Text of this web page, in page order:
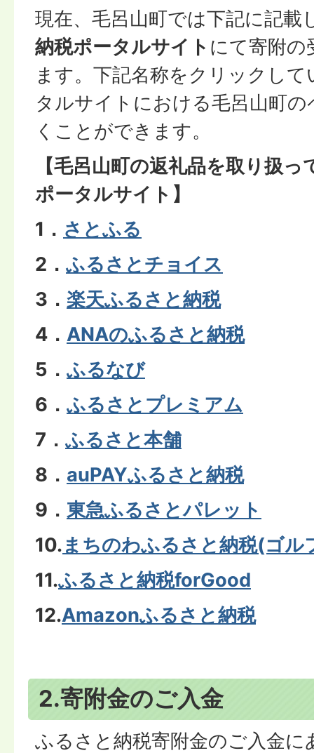
現在、毛呂山町では下記に記載
納税ポータルサイト にて寄附の
ます。下記名称をクリックし
タルサイトにおける毛呂山町
くことができます。
【毛呂山町の返礼品を取り扱
ポータルサイト】
1． さとふる
2． ふるさとチョイス
3． 楽天ふるさと納税
4． ANAのふるさと納税
5． ふるなび
6． ふるさとプレミアム
7． ふるさと本舗
8． auPAYふるさと納税
9． 東急ふるさとパレット
10.まちのわふるさと納税(ゴル
11.ふるさと納税forGood
12.Amazonふるさと納税
2.寄附金のご入金
ふるさと納税寄附金のご入金